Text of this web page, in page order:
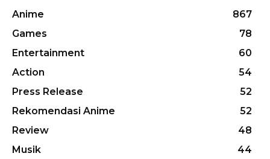
Anime
867
Games
78
Entertainment
60
Action
54
Press Release
52
Rekomendasi Anime
52
Review
48
Musik
44